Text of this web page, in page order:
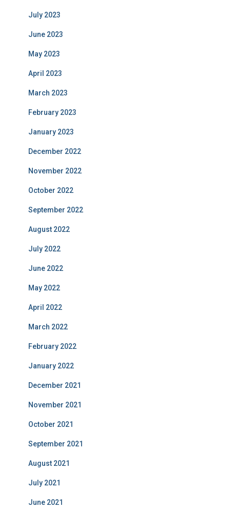
July 2023
June 2023
May 2023
April 2023
March 2023
February 2023
January 2023
December 2022
November 2022
October 2022
September 2022
August 2022
July 2022
June 2022
May 2022
April 2022
March 2022
February 2022
January 2022
December 2021
November 2021
October 2021
September 2021
August 2021
July 2021
June 2021